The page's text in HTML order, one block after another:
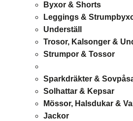
Byxor & Shorts
Leggings &
Underställ
Trosor, Kalsonger &
Strumpor & Tossor
Sparkdräkter &
Solhattar & Kepsar
Mössor, Halsdukar &
Jackor